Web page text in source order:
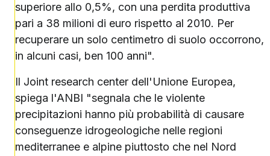
superiore allo 0,5%, con una perdita produttiva
pari a 38 milioni di euro rispetto al 2010. Per
recuperare un solo centimetro di suolo occorrono,
in alcuni casi, ben 100 anni".
Il Joint research center dell'Unione Europea,
spiega l'ANBI "segnala che le violente
precipitazioni hanno più probabilità di causare
conseguenze idrogeologiche nelle regioni
mediterranee e alpine piuttosto che nel Nord